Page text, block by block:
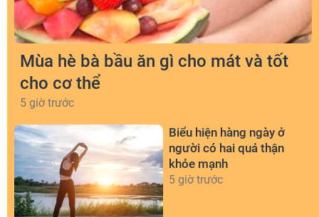
Mùa hè bà bầu ăn gì cho mát và tốt
cho cơ thể
5 giờ trước
Biểu hiện hàng ngày ở
người có hai quả thận
khỏe mạnh
5 giờ trước